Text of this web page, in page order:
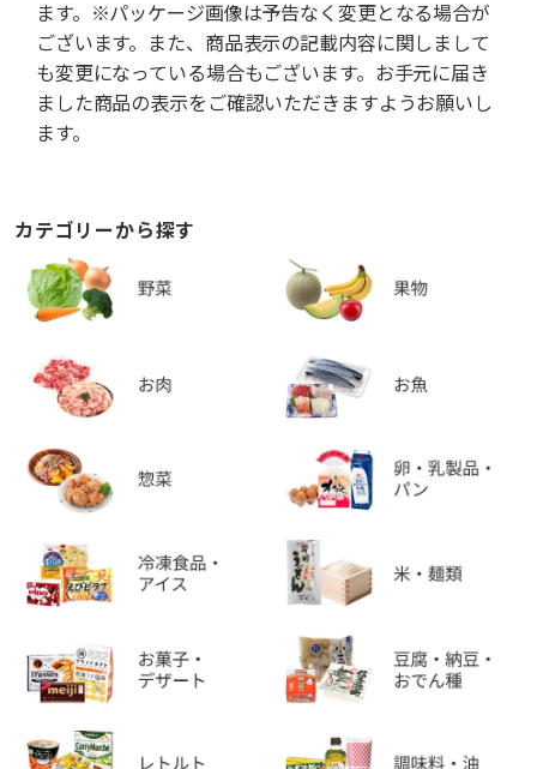
ます。※パッケージ画像は予告なく変更となる場合が
ございます。また、商品表示の記載内容に関しまして
も変更になっている場合もございます。お手元に届き
ました商品の表示をご確認いただきますようお願いし
ます。
カテゴリーから探す